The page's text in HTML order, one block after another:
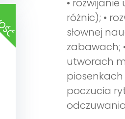
•
różnic); •
słownej
zabawach;
utworach
piosenkach
poczucia